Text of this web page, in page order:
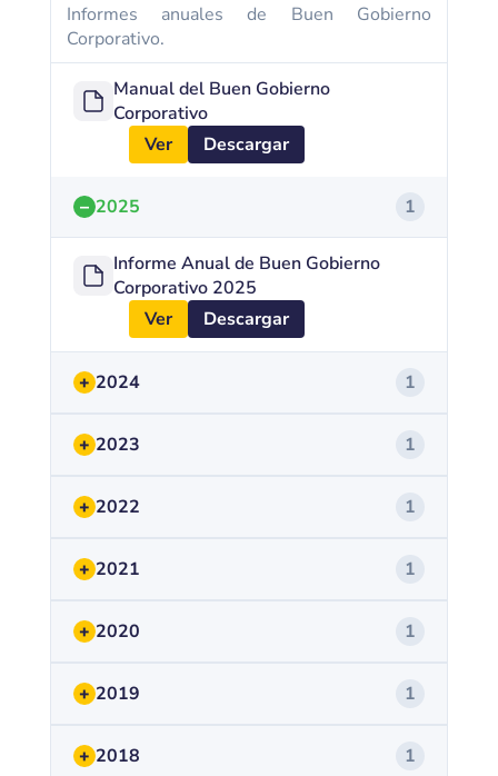
Informes anuales de Buen Gobierno
Corporativo.
Manual del Buen Gobierno
Corporativo
Ver
Descargar
– 2025 1
Informe Anual de Buen Gobierno
Corporativo 2025
Ver
Descargar
+ 2024 1
+ 2023 1
+ 2022 1
+ 2021 1
+ 2020 1
+ 2019 1
+ 2018 1